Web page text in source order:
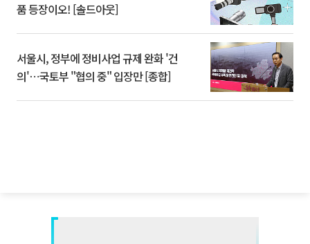
품 등장이오! [솔드아웃]
서울시, 정부에 정비사업 규제 완화 '건
의'⋯국토부 "협의 중" 입장만 [종합]